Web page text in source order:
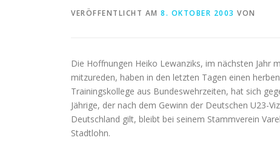
VERÖFFENTLICHT AM 8. OKTOBER 2003 VON
Die Hoffnungen Heiko Lewanziks, im nächsten Jahr
mitzureden, haben in den letzten Tagen einen
Trainingskollege aus Bundeswehrzeiten, hat sich
Jährige, der nach dem Gewinn der Deutschen U23-
Deutschland gilt, bleibt bei seinem Stammverein
Stadtlohn.